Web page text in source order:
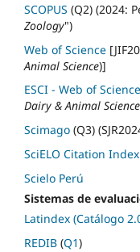
SCOPUS (Q2) (2024:
Zoology")
Web of Science
Animal Science)]
ESCI - Web of Science
Dairy & Animal Science
Scimago (Q3)
SciELO Citation Index
Scielo Perú
Sistemas de
Latindex (Catálogo
REDIB (Q1)